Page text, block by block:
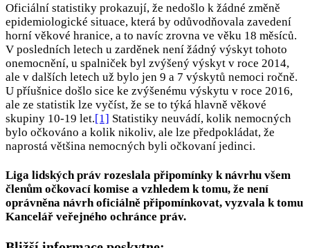
Oficiální statistiky prokazují, že nedošlo k žádné změně
epidemiologické situace, která by odůvodňovala zavedení
horní věkové hranice, a to navíc zrovna ve věku 18 měsíců.
V posledních letech u zarděnek není žádný výskyt tohoto
onemocnění, u spalniček byl zvýšený výskyt v roce 2014,
ale v dalších letech už bylo jen 9 a 7 výskytů nemoci ročně.
U příušnice došlo sice ke zvýšenému výskytu v roce 2016,
ale ze statistik lze vyčíst, že se to týká hlavně věkové
skupiny 10-19 let.[1] Statistiky neuvádí, kolik nemocných
bylo očkováno a kolik nikoliv, ale lze předpokládat, že
naprostá většina nemocných byli očkovaní jedinci.
Liga lidských práv rozeslala připomínky k návrhu všem
členům očkovací komise a vzhledem k tomu, že není
oprávněna návrh oficiálně připomínkovat, vyzvala k tomu
Kancelář veřejného ochránce práv.